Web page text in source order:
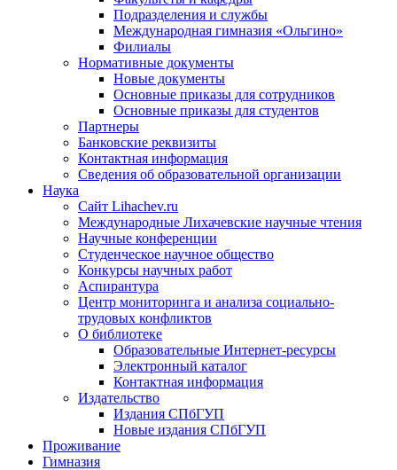
Подразделения и службы
Международная гимназия «Ольгино»
Филиалы
Нормативные документы
Новые документы
Основные приказы для сотрудников
Основные приказы для студентов
Партнеры
Банковские реквизиты
Контактная информация
Сведения об образовательной организации
Наука
Сайт Lihachev.ru
Международные Лихачевские научные чтения
Научные конференции
Студенческое научное общество
Конкурсы научных работ
Аспирантура
Центр мониторинга и анализа социально-
трудовых конфликтов
О библиотеке
Образовательные Интернет-ресурсы
Электронный каталог
Контактная информация
Издательство
Издания СПбГУП
Новые издания СПбГУП
Проживание
Гимназия